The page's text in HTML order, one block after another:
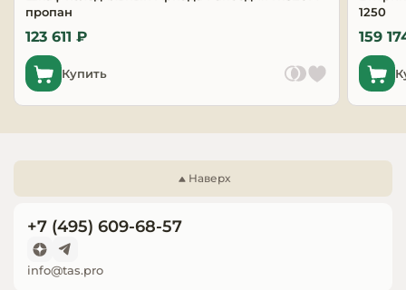
Запчасти для
пропан
123 611 ₽
Купить
1250
159
Наверх
+7 (495) 609-68-57
info@tas.pro